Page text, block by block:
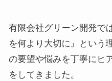
有限会社グリーン開発で
を何より大切に』という
の要望や悩みを丁寧にヒ
をしてきました。